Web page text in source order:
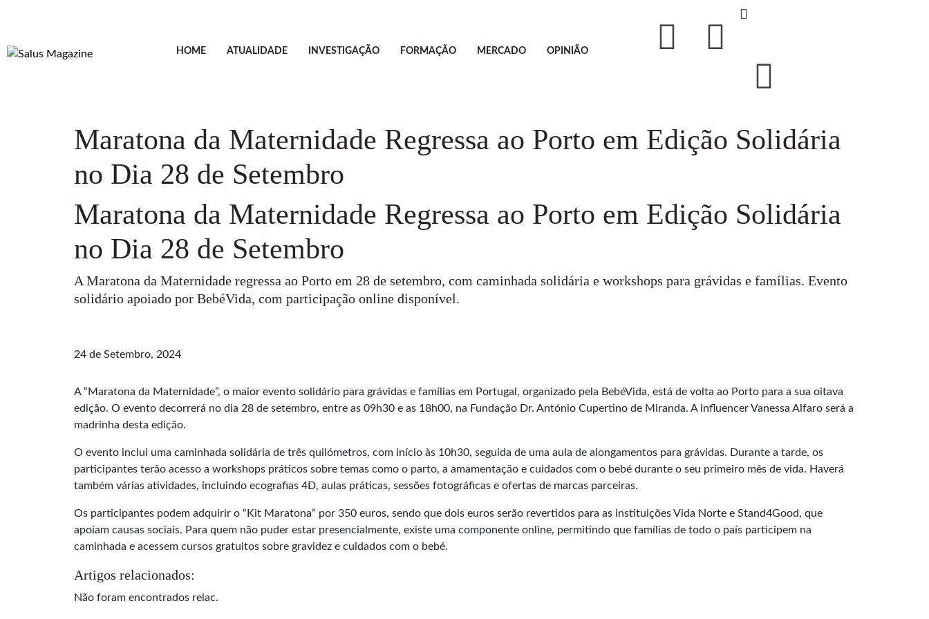
HOME ATUALIDADE INVESTIGAÇÃO FORMAÇÃO MERCADO OPINIÃO
Maratona da Maternidade Regressa ao Porto em Edição Solidária
no Dia 28 de Setembro
Maratona da Maternidade Regressa ao Porto em Edição Solidária
no Dia 28 de Setembro
A Maratona da Maternidade regressa ao Porto em 28 de setembro, com caminhada solidária e workshops para grávidas e famílias. Evento
solidário apoiado por BebéVida, com participação online disponível.
24 de Setembro, 2024
A “Maratona da Maternidade”, o maior evento solidário para grávidas e famílias em Portugal, organizado pela BebéVida, está de volta ao Porto para a sua oitava
edição. O evento decorrerá no dia 28 de setembro, entre as 09h30 e as 18h00, na Fundação Dr. António Cupertino de Miranda. A influencer Vanessa Alfaro será a
madrinha desta edição.
O evento inclui uma caminhada solidária de três quilómetros, com início às 10h30, seguida de uma aula de alongamentos para grávidas. Durante a tarde, os
participantes terão acesso a workshops práticos sobre temas como o parto, a amamentação e cuidados com o bebé durante o seu primeiro mês de vida. Haverá
também várias atividades, incluindo ecografias 4D, aulas práticas, sessões fotográficas e ofertas de marcas parceiras.
Os participantes podem adquirir o “Kit Maratona” por 350 euros, sendo que dois euros serão revertidos para as instituições Vida Norte e Stand4Good, que
apoiam causas sociais. Para quem não puder estar presencialmente, existe uma componente online, permitindo que famílias de todo o país participem na
caminhada e acessem cursos gratuitos sobre gravidez e cuidados com o bebé.
Artigos relacionados:
Não foram encontrados relac.